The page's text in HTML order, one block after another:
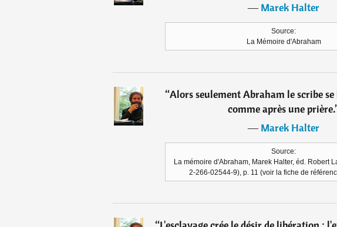
―Marek Halter
Source:
La Mémoire d'Abraham
“Alors seulement Abraham le scribe
comme après une prière.
―Marek Halter
Source:
La mémoire d'Abraham, Marek Halter, éd. Robert
2-266-02544-9), p. 11 (voir la fiche de